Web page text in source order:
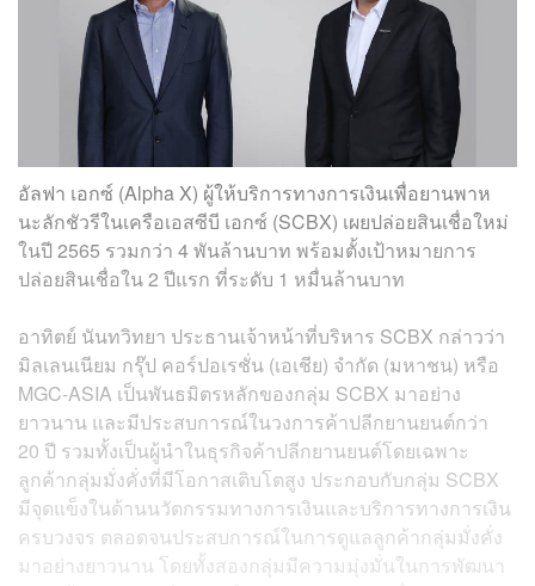
อัลฟา เอกซ์ (Alpha X) ผู้ให้บริการทางการเงินเพื่อยานพาห
นะลักชัวรีในเครือเอสซีบี เอกซ์ (SCBX) เผยปล่อยสินเชื่อใหม่
ในปี 2565 รวมกว่า 4 พันล้านบาท พร้อมตั้งเป้าหมายการ
ปล่อยสินเชื่อใน 2 ปีแรก ที่ระดับ 1 หมื่นล้านบาท
อาทิตย์ นันทวิทยา ประธานเจ้าหน้าที่บริหาร SCBX กล่าวว่า
มิลเลนเนียม กรุ๊ป คอร์ปอเรชั่น (เอเชีย) จำกัด (มหาชน) หรือ
MGC-ASIA เป็นพันธมิตรหลักของกลุ่ม SCBX มาอย่าง
ยาวนาน และมีประสบการณ์ในวงการค้าปลีกยานยนต์กว่า
20 ปี รวมทั้งเป็นผู้นำในธุรกิจค้าปลีกยานยนต์โดยเฉพาะ
ลูกค้ากลุ่มมั่งคั่งที่มีโอกาสเติบโตสูง ประกอบกับกลุ่ม SCBX
มีจุดแข็งในด้านนวัตกรรมทางการเงินและบริการทางการเงิน
ครบวงจร ตลอดจนประสบการณ์ในการดูแลลูกค้ากลุ่มมั่งคั่ง
มาอย่างยาวนาน โดยทั้งสองกลุ่มมีความมุ่งมั่นในการพัฒนา